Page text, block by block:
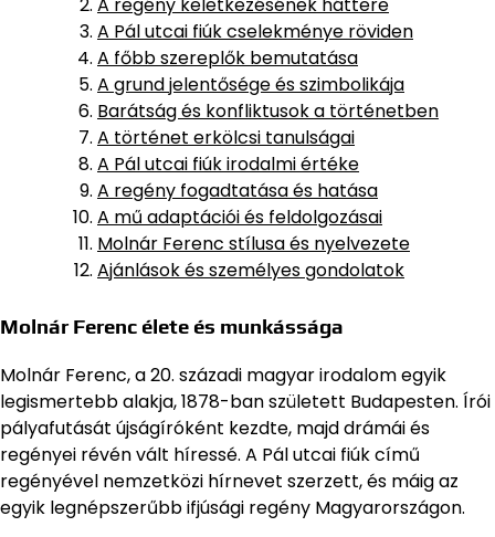
A Pál utcai fiúk cselekménye röviden
A főbb szereplők bemutatása
A grund jelentősége és szimbolikája
Barátság és konfliktusok a történetben
A történet erkölcsi tanulságai
A Pál utcai fiúk irodalmi értéke
A regény fogadtatása és hatása
A mű adaptációi és feldolgozásai
Molnár Ferenc stílusa és nyelvezete
Ajánlások és személyes gondolatok
Molnár Ferenc élete és munkássága
Molnár Ferenc, a 20. századi magyar irodalom egyik
legismertebb alakja, 1878-ban született Budapesten. Írói
pályafutását újságíróként kezdte, majd drámái és
regényei révén vált híressé. A Pál utcai fiúk című
regényével nemzetközi hírnevet szerzett, és máig az
egyik legnépszerűbb ifjúsági regény Magyarországon.